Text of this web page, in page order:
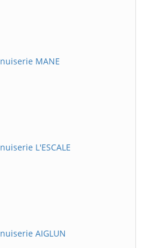
MANE
L'ESCALE
AIGLUN